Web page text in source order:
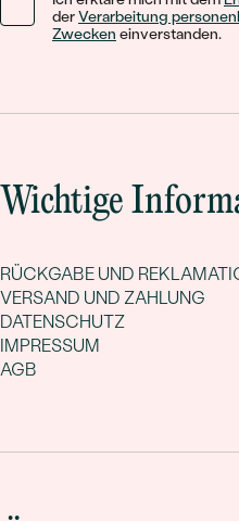
derVerarbeitung
Zwecken einverstanden.
Wichtige
RÜCKGABE UND
VERSAND UND ZAHLUNG
DATENSCHUTZ
IMPRESSUM
AGB